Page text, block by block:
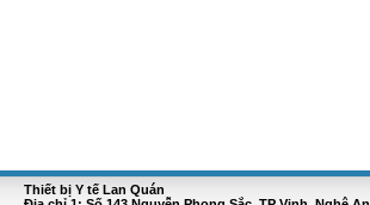
Thiết bị Y tế Lan Quán